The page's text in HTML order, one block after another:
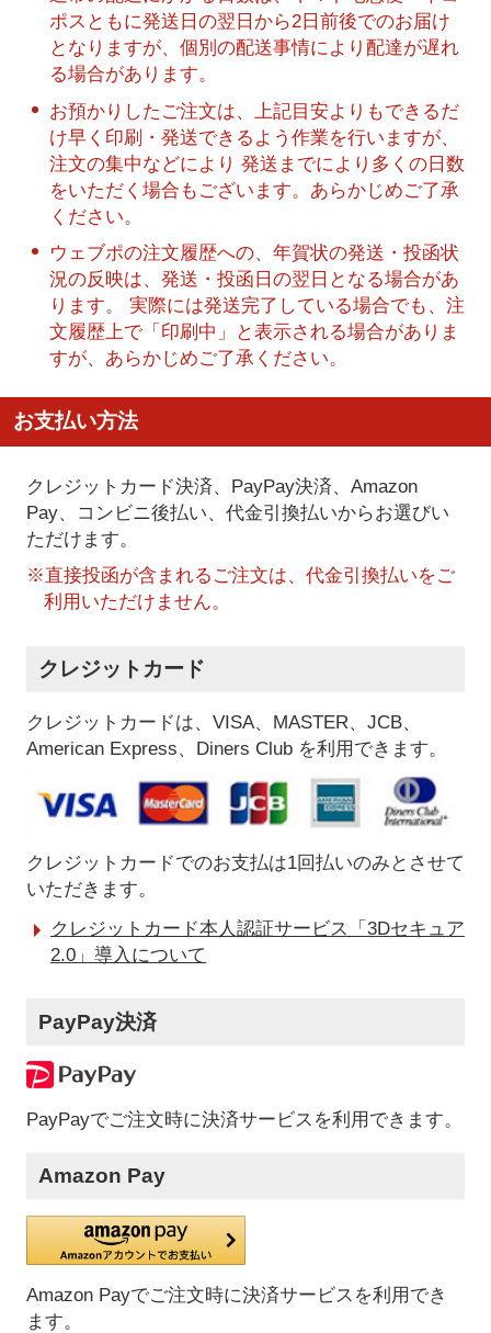
ポスともに発送日の翌日から2日前後でのお届け
となりますが、個別の配送事情により配達が遅れ
る場合があります。
お預かりしたご注文は、上記目安よりもできるだ
け早く印刷・発送できるよう作業を行いますが、
注文の集中などにより 発送までにより多くの日数
をいただく場合もございます。あらかじめご了承
ください。
ウェブポの注文履歴への、年賀状の発送・投函状
況の反映は、発送・投函日の翌日となる場合があ
ります。 実際には発送完了している場合でも、注
文履歴上で「印刷中」と表示される場合がありま
すが、あらかじめご了承ください。
お支払い方法
クレジットカード決済、PayPay決済、Amazon
Pay、コンビニ後払い、代金引換払いからお選びい
ただけます。
※直接投函が含まれるご注文は、代金引換払いをご
利用いただけません。
クレジットカード
クレジットカードは、VISA、MASTER、JCB、
American Express、Diners Club を利用できます。
クレジットカードでのお支払は1回払いのみとさせて
いただきます。
クレジットカード本人認証サービス「3Dセキュア
2.0」導入について
PayPay決済
PayPayでご注文時に決済サービスを利用できます。
Amazon Pay
Amazon Payでご注文時に決済サービスを利用でき
ます。